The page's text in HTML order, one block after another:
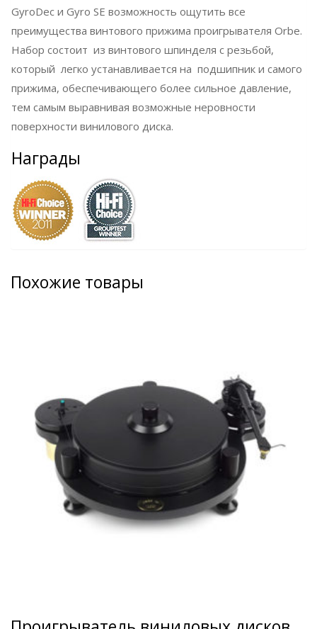
GyroDec и Gyro SE возможность ощутить все
преимущества винтового прижима проигрывателя Orbe.
Набор состоит из винтового шпинделя с резьбой,
который легко устанавливается на подшипник и самого
прижима, обеспечивающего более сильное давление,
тем самым выравнивая возможные неровности
поверхности винилового диска.
Награды
Похожие товары